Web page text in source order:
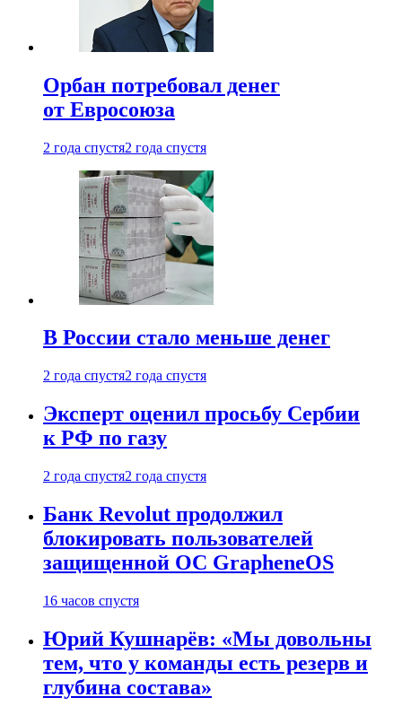
Орбан потребовал денег
от Евросоюза
2 года спустя2 года спустя
В России стало меньше денег
2 года спустя2 года спустя
Эксперт оценил просьбу Сербии
к РФ по газу
2 года спустя2 года спустя
Банк Revolut продолжил
блокировать пользователей
защищенной ОС GrapheneOS
16 часов спустя
Юрий Кушнарёв: «Мы довольны
тем, что у команды есть резерв и
глубина состава»